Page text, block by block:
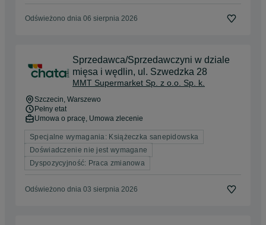
Odświeżono dnia 06 sierpnia 2026
Sprzedawca/Sprzedawczyni w dziale
mięsa i wędlin, ul. Szwedzka 28
MMT Supermarket Sp. z o.o. Sp. k.
Szczecin, Warszewo
Pełny etat
Umowa o pracę, Umowa zlecenie
Specjalne wymagania: Książeczka sanepidowska
Doświadczenie nie jest wymagane
Dyspozycyjność: Praca zmianowa
Odświeżono dnia 03 sierpnia 2026